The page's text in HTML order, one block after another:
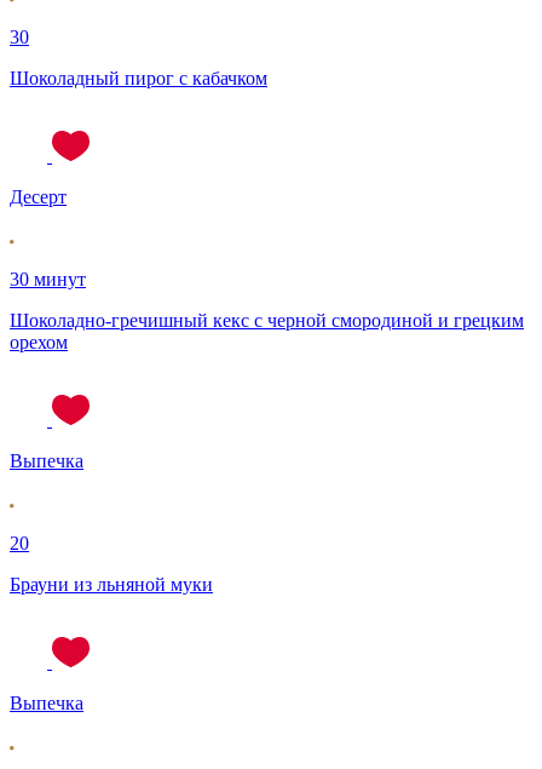
30
Шоколадный пирог с кабачком
Десерт
30 минут
Шоколадно-гречишный кекс с черной смородиной и грецким
орехом
Выпечка
20
Брауни из льняной муки
Выпечка